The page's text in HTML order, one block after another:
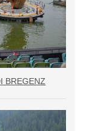
BREGENZ